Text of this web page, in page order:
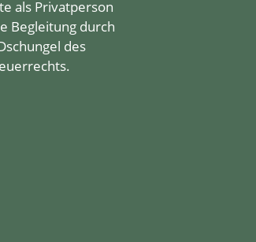
als Privatperson
Begleitung durch
des